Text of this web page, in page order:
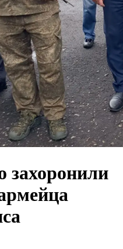
захоронили